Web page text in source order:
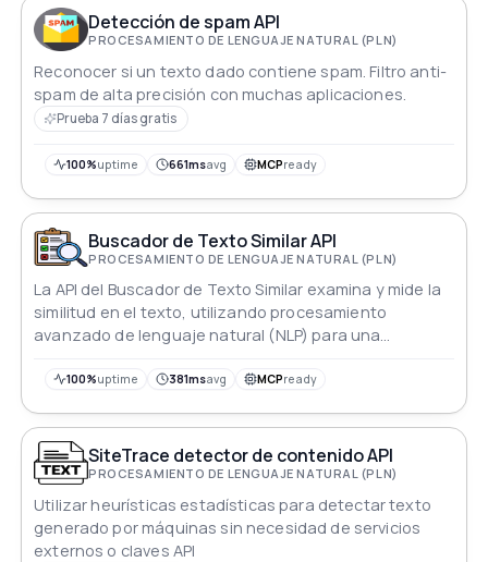
Detección de spam API
PROCESAMIENTO DE LENGUAJE NATURAL (PLN)
Reconocer si un texto dado contiene spam. Filtro anti-
spam de alta precisión con muchas aplicaciones.
Prueba 7 días gratis
100%uptime 661msavg MCPready
Buscador de Texto Similar API
PROCESAMIENTO DE LENGUAJE NATURAL (PLN)
La API del Buscador de Texto Similar examina y mide la
similitud en el texto, utilizando procesamiento
avanzado de lenguaje natural (NLP) para una
100%uptime 381msavg MCPready
SiteTrace detector de contenido API
PROCESAMIENTO DE LENGUAJE NATURAL (PLN)
Utilizar heurísticas estadísticas para detectar texto
generado por máquinas sin necesidad de servicios
externos o claves API